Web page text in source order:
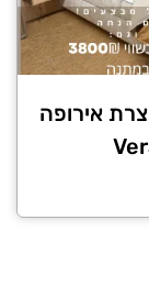
אירופה